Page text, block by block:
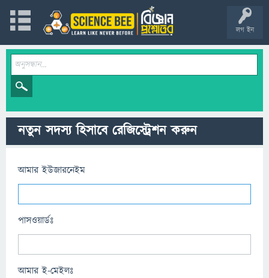
লগ ইন
নতুন সদস্য হিসাবে রেজিস্ট্রেশন করুন
আমার ইউজারনেইম
পাসওয়ার্ডঃ
আমার ই-মেইলঃ